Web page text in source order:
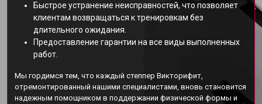
Быстрое устранение неисправностей, что позволяет
клиентам возвращаться к тренировкам без
длительного ожидания.
Предоставление гарантии на все виды выполненных
работ.
Мы гордимся тем, что каждый степпер Викторифит,
отремонтированный нашими специалистами, вновь становится
надежным помощником в поддержании физической формы и